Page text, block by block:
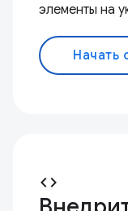
элементы на
Начать
code